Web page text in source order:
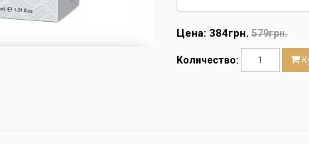
Цена: 384грн. 579грн.
Количество: